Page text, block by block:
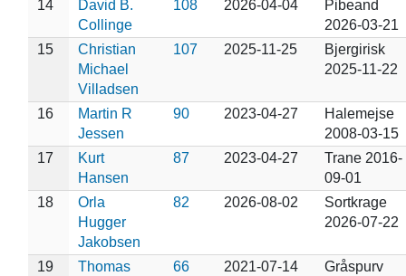
14
David B.
Collinge
108 2026-04-04
Pibeand
2026-03-21
15
Christian
Michael
Villadsen
107 2025-11-25
Bjergirisk
2025-11-22
16
Martin R
Jessen
90 2023-04-27
Halemejse
2008-03-15
17
Kurt
Hansen
87 2023-04-27
Trane 2016-
09-01
18
Orla
Hugger
Jakobsen
82 2026-08-02
Sortkrage
2026-07-22
19 Thomas 66 2021-07-14 Gråspurv